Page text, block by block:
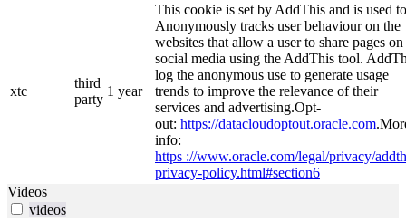
xtc
third
party
1 year
This cookie is set by AddThis and is used to
Anonymously tracks user behaviour on the
websites that allow a user to share pages on
social media using the AddThis tool.
log the anonymous use to generate usage
trends to improve the relevance of their
services and advertising.Opt-
out: https://datacloudoptout.oracle.com
info:
https ://www.oracle.com/legal/privacy/
privacy-policy.html#section6
Videos
videos